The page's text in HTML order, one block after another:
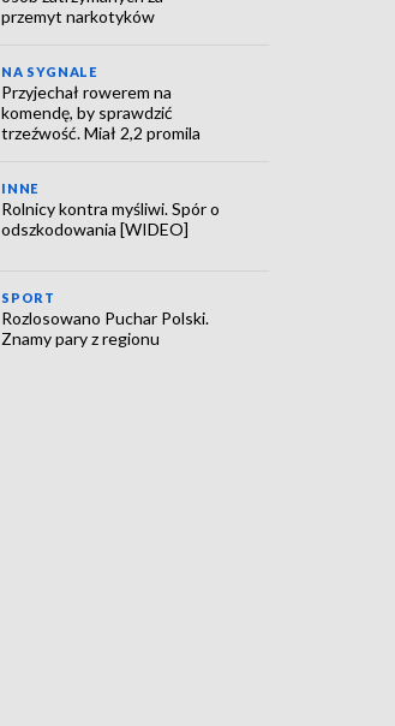
przemyt narkotyków
NA SYGNALE
Przyjechał rowerem na
komendę, by sprawdzić
trzeźwość. Miał 2,2 promila
INNE
Rolnicy kontra myśliwi. Spór o
odszkodowania [WIDEO]
SPORT
Rozlosowano Puchar Polski.
Znamy pary z regionu